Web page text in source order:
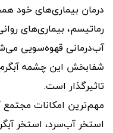
درمان بیماری‌های خود
رماتیسم، بیماری‌های
آب‌درمانی قهوه‌سویی
شفا‌بخش این چشمه
تاثیرگذار است.
مهم‌ترین امکانات مجتمع
استخر آب‌سرد، استخر